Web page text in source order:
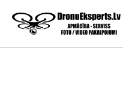
content